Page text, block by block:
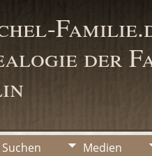
der
Suchen Medien